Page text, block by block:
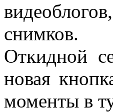
снимков.
Откидной
новая
моменты в